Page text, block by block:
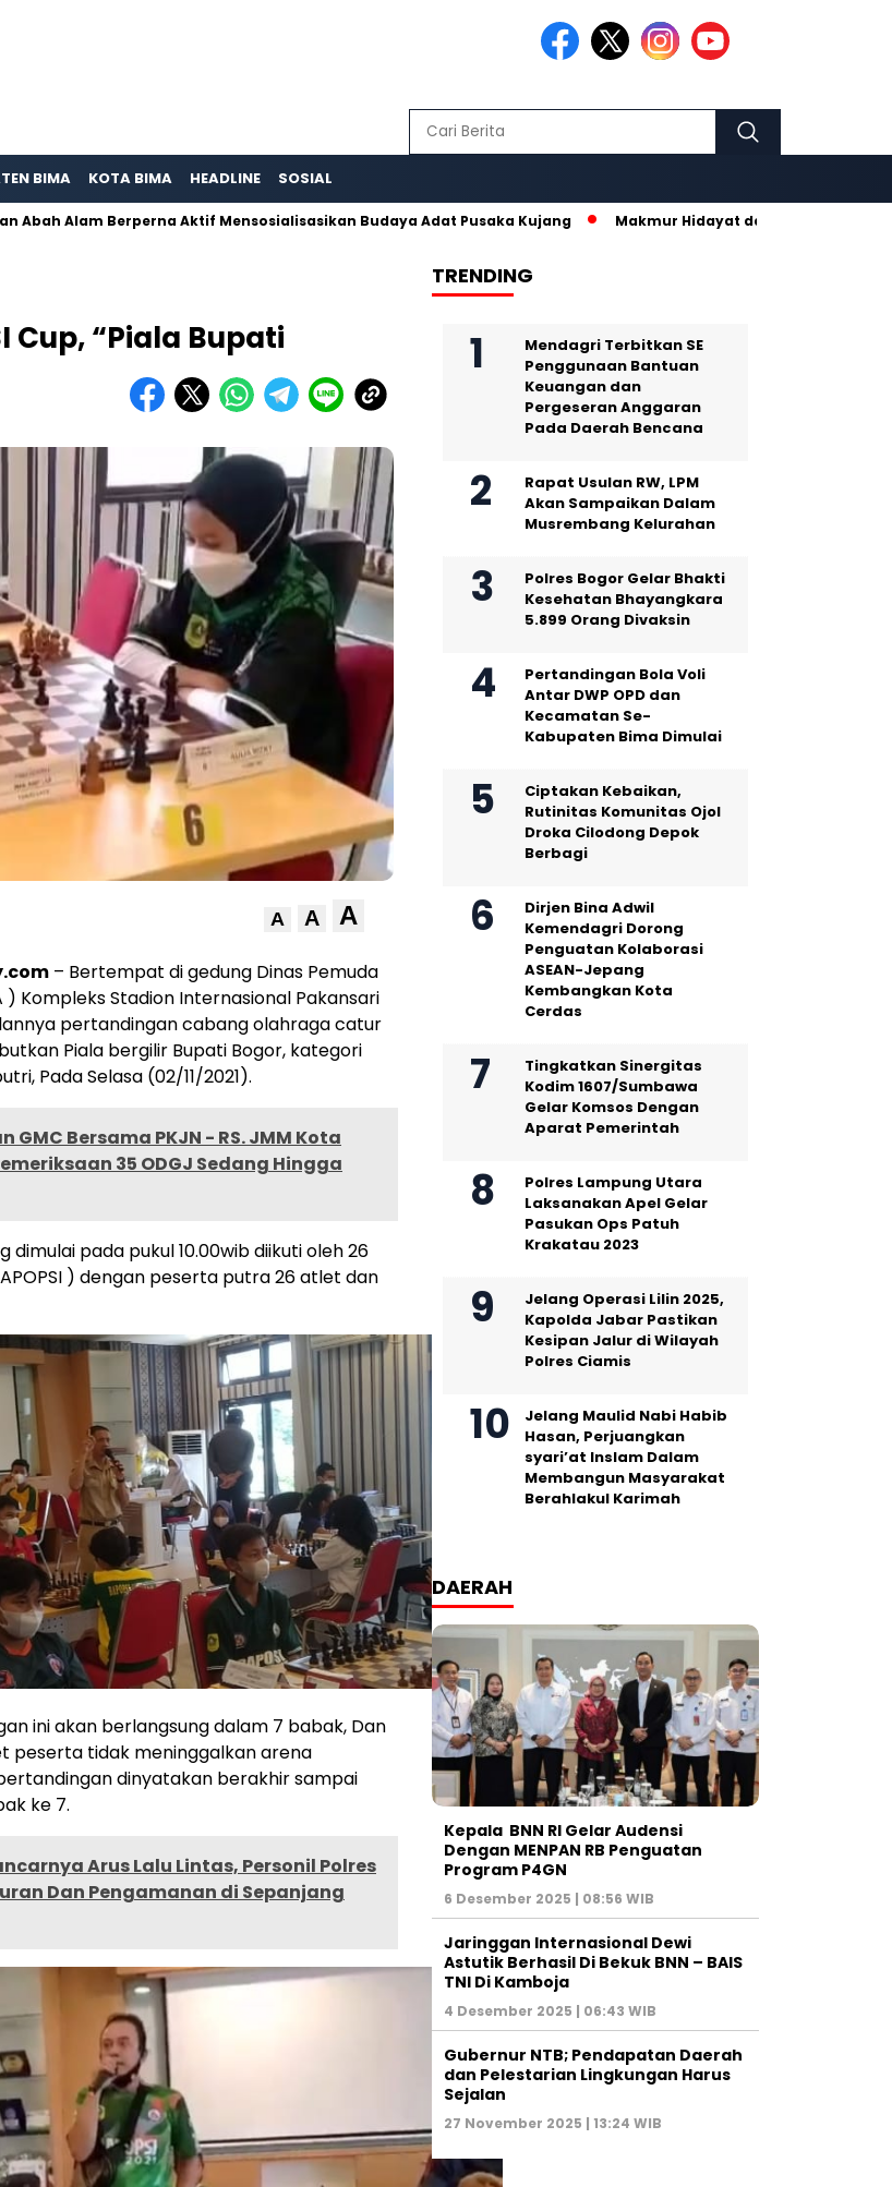
BIMA KOTA BIMA HEADLINE SOSIAL
Berperna Aktif Mensosialisasikan Budaya Adat Pusaka Kujang Makmur Hidayat dan Nurhanisda, Pasangan
Cup, “Piala Bupati
A A A
– Bertempat di gedung Dinas Pemuda
) Kompleks Stadion Internasional Pakansari
pertandingan cabang olahraga catur
Piala bergilir Bupati Bogor, kategori
Pada Selasa (02/11/2021).
GMC Bersama PKJN - RS. JMM Kota
35 ODGJ Sedang Hingga
dimulai pada pukul 10.00wib diikuti oleh 26
) dengan peserta putra 26 atlet dan
ini akan berlangsung dalam 7 babak, Dan
peserta tidak meninggalkan arena
dinyatakan berakhir sampai
ke 7.
Arus Lalu Lintas, Personil Polres
Dan Pengamanan di Sepanjang
TRENDING
Mendagri Terbitkan SE
Penggunaan Bantuan
Keuangan dan
Pergeseran Anggaran
Pada Daerah Bencana
Rapat Usulan RW, LPM
Akan Sampaikan Dalam
Musrembang Kelurahan
Polres Bogor Gelar Bhakti
Kesehatan Bhayangkara
5.899 Orang Divaksin
Pertandingan Bola Voli
Antar DWP OPD dan
Kecamatan Se-
Kabupaten Bima Dimulai
Ciptakan Kebaikan,
Rutinitas Komunitas Ojol
Droka Cilodong Depok
Berbagi
Dirjen Bina Adwil
Kemendagri Dorong
Penguatan Kolaborasi
ASEAN-Jepang
Kembangkan Kota
Cerdas
Tingkatkan Sinergitas
Kodim 1607/Sumbawa
Gelar Komsos Dengan
Aparat Pemerintah
Polres Lampung Utara
Laksanakan Apel Gelar
Pasukan Ops Patuh
Krakatau 2023
Jelang Operasi Lilin 2025,
Kapolda Jabar Pastikan
Kesipan Jalur di Wilayah
Polres Ciamis
Jelang Maulid Nabi Habib
Hasan, Perjuangkan
syari’at Inslam Dalam
Membangun Masyarakat
Berahlakul Karimah
DAERAH
Kepala BNN RI Gelar Audensi
Dengan MENPAN RB Penguatan
Program P4GN
6 Desember 2025 | 08:56 WIB
Jaringgan Internasional Dewi
Astutik Berhasil Di Bekuk BNN – BAIS
TNI Di Kamboja
4 Desember 2025 | 06:43 WIB
Gubernur NTB; Pendapatan Daerah
dan Pelestarian Lingkungan Harus
Sejalan
27 November 2025 | 13:24 WIB